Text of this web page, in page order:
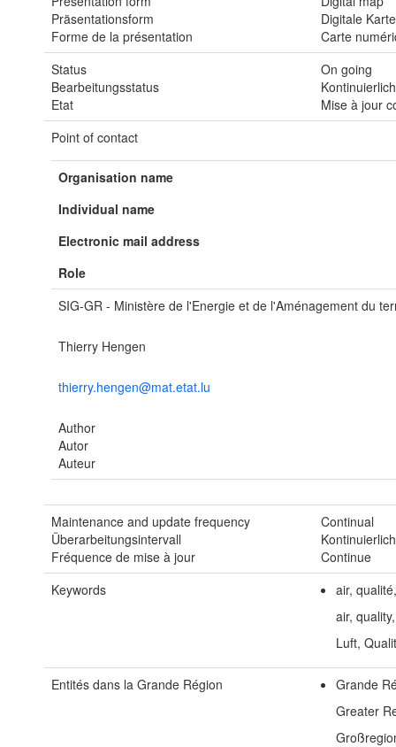
Präsentationsform
Forme de la présentation
Digitale Karte
Carte
Status
Bearbeitungsstatus
Etat
On going
Mise à jour
Point of contact
Organisation name
Individual name
Electronic mail address
Role
SIG-GR - Ministère de l'Energie et de l'Aménagement du
Thierry Hengen
thierry.hengen@mat.etat.lu
Author
Autor
Auteur
Maintenance and update frequency
Überarbeitungsintervall
Fréquence de mise à jour
Continual
Kontinuierlich
Continue
Keywords
air,
air,
Luft,
Entités dans la Grande Région
Grande
Greater